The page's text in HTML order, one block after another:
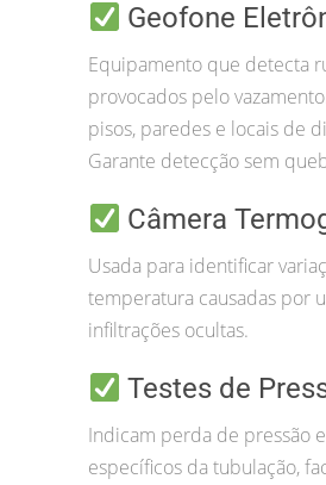
Geofone
Equipamento que detecta
provocados pelo
pisos, paredes e locais de
Garante detecção sem
Câmera
Usada para identificar
temperatura causadas por
infiltrações ocultas.
Testes de
Indicam perda de pressão
específicos da tubulação,